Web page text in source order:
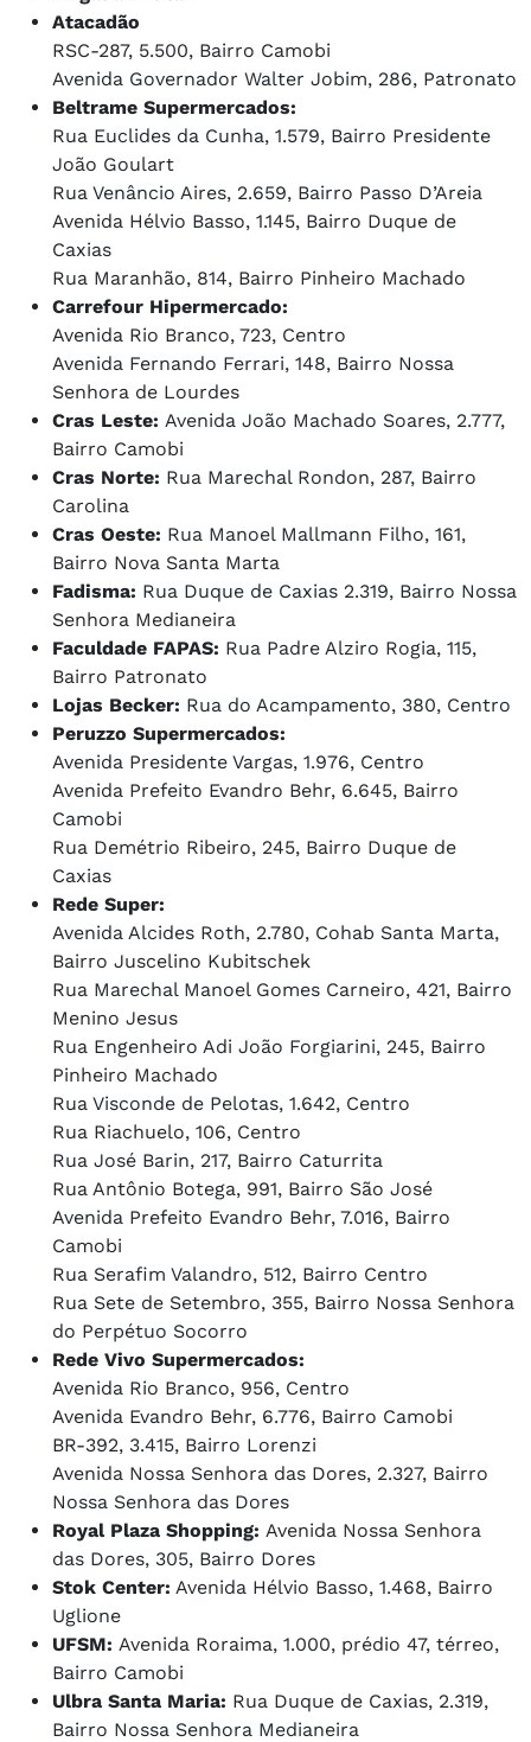
Atacadão
RSC-287, 5.500, Bairro Camobi
Avenida Governador Walter Jobim, 286, Patronato
Beltrame Supermercados:
Rua Euclides da Cunha, 1.579, Bairro Presidente
João Goulart
Rua Venâncio Aires, 2.659, Bairro Passo D’Areia
Avenida Hélvio Basso, 1.145, Bairro Duque de
Caxias
Rua Maranhão, 814, Bairro Pinheiro Machado
Carrefour Hipermercado:
Avenida Rio Branco, 723, Centro
Avenida Fernando Ferrari, 148, Bairro Nossa
Senhora de Lourdes
Cras Leste: Avenida João Machado Soares, 2.777,
Bairro Camobi
Cras Norte: Rua Marechal Rondon, 287, Bairro
Carolina
Cras Oeste: Rua Manoel Mallmann Filho, 161,
Bairro Nova Santa Marta
Fadisma: Rua Duque de Caxias 2.319, Bairro Nossa
Senhora Medianeira
Faculdade FAPAS: Rua Padre Alziro Rogia, 115,
Bairro Patronato
Lojas Becker: Rua do Acampamento, 380, Centro
Peruzzo Supermercados:
Avenida Presidente Vargas, 1.976, Centro
Avenida Prefeito Evandro Behr, 6.645, Bairro
Camobi
Rua Demétrio Ribeiro, 245, Bairro Duque de
Caxias
Rede Super:
Avenida Alcides Roth, 2.780, Cohab Santa Marta,
Bairro Juscelino Kubitschek
Rua Marechal Manoel Gomes Carneiro, 421, Bairro
Menino Jesus
Rua Engenheiro Adi João Forgiarini, 245, Bairro
Pinheiro Machado
Rua Visconde de Pelotas, 1.642, Centro
Rua Riachuelo, 106, Centro
Rua José Barin, 217, Bairro Caturrita
Rua Antônio Botega, 991, Bairro São José
Avenida Prefeito Evandro Behr, 7.016, Bairro
Camobi
Rua Serafim Valandro, 512, Bairro Centro
Rua Sete de Setembro, 355, Bairro Nossa Senhora
do Perpétuo Socorro
Rede Vivo Supermercados:
Avenida Rio Branco, 956, Centro
Avenida Evandro Behr, 6.776, Bairro Camobi
BR-392, 3.415, Bairro Lorenzi
Avenida Nossa Senhora das Dores, 2.327, Bairro
Nossa Senhora das Dores
Royal Plaza Shopping: Avenida Nossa Senhora
das Dores, 305, Bairro Dores
Stok Center: Avenida Hélvio Basso, 1.468, Bairro
Uglione
UFSM: Avenida Roraima, 1.000, prédio 47, térreo,
Bairro Camobi
Ulbra Santa Maria: Rua Duque de Caxias, 2.319,
Bairro Nossa Senhora Medianeira